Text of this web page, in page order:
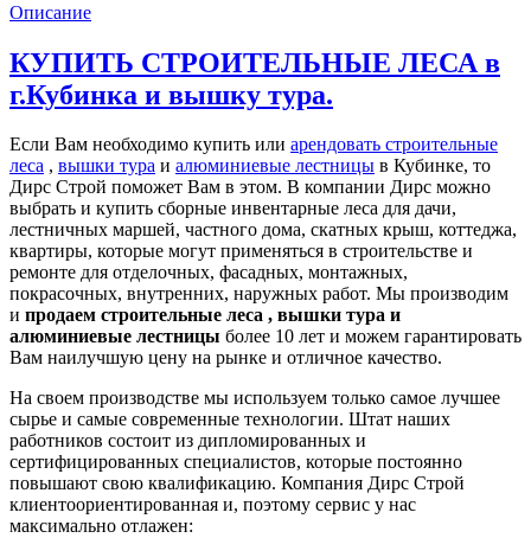
Описание
КУПИТЬ СТРОИТЕЛЬНЫЕ ЛЕСА в
г.Кубинка и вышку тура.
Если Вам необходимо купить или арендовать строительные
леса , вышки тура и алюминиевые лестницы в Кубинке, то
Дирс Строй поможет Вам в этом. В компании Дирс можно
выбрать и купить сборные инвентарные леса для дачи,
лестничных маршей, частного дома, скатных крыш, коттеджа,
квартиры, которые могут применяться в строительстве и
ремонте для отделочных, фасадных, монтажных,
покрасочных, внутренних, наружных работ. Мы производим
и продаем строительные леса , вышки тура и
алюминиевые лестницы более 10 лет и можем гарантировать
Вам наилучшую цену на рынке и отличное качество.
На своем производстве мы используем только самое лучшее
сырье и самые современные технологии. Штат наших
работников состоит из дипломированных и
сертифицированных специалистов, которые постоянно
повышают свою квалификацию. Компания Дирс Строй
клиентоориентированная и, поэтому сервис у нас
максимально отлажен: